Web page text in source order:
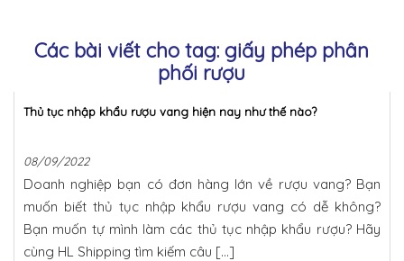
Các bài viết cho tag: giấy phép phân
phối rượu
Thủ tục nhập khẩu rượu vang hiện nay như thế nào?
08/09/2022
Doanh nghiệp bạn có đơn hàng lớn về rượu vang? Bạn
muốn biết thủ tục nhập khẩu rượu vang có dễ không?
Bạn muốn tự mình làm các thủ tục nhập khẩu rượu? Hãy
cùng HL Shipping tìm kiếm câu […]